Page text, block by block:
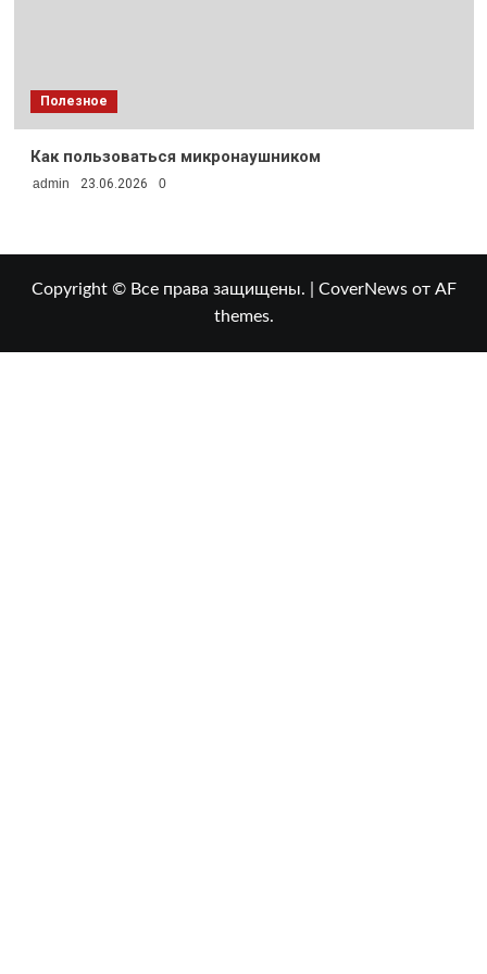
Полезное
Как пользоваться микронаушником
admin 23.06.2026 0
Copyright © Все права защищены. CoverNewsот AF
themes.